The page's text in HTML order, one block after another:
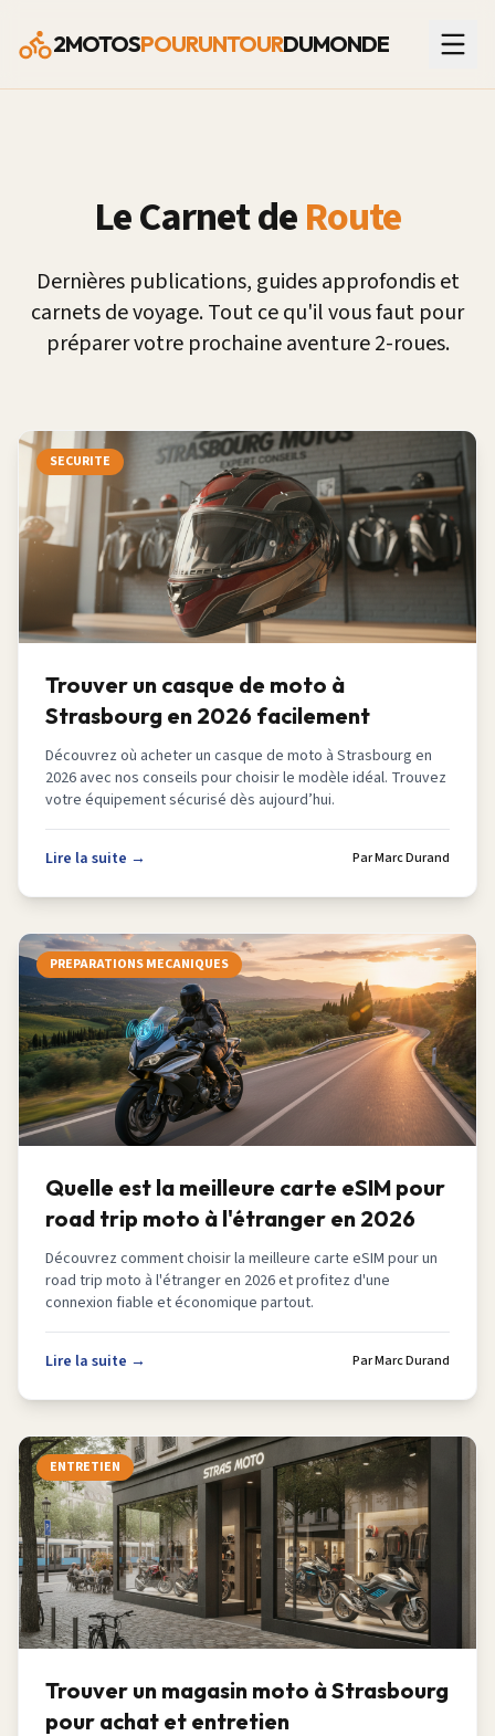
2MOTOSPOURUNTOURDUMONDE
Le Carnet deRoute
Dernières publications, guides approfondis et
carnets de voyage. Tout ce qu'il vous faut pour
préparer votre prochaine aventure 2-roues.
SECURITE
Trouver un casque de moto à
Strasbourg en 2026 facilement
Découvrez où acheter un casque de moto à Strasbourg en
2026 avec nos conseils pour choisir le modèle idéal. Trouvez
votre équipement sécurisé dès aujourd’hui.
Lire la suite → ParMarc Durand
PREPARATIONS MECANIQUES
Quelle est la meilleure carte eSIM pour
road trip moto à l'étranger en 2026
Découvrez comment choisir la meilleure carte eSIM pour un
road trip moto à l'étranger en 2026 et profitez d'une
connexion fiable et économique partout.
Lire la suite → ParMarc Durand
ENTRETIEN
Trouver un magasin moto à Strasbourg
pour achat et entretien